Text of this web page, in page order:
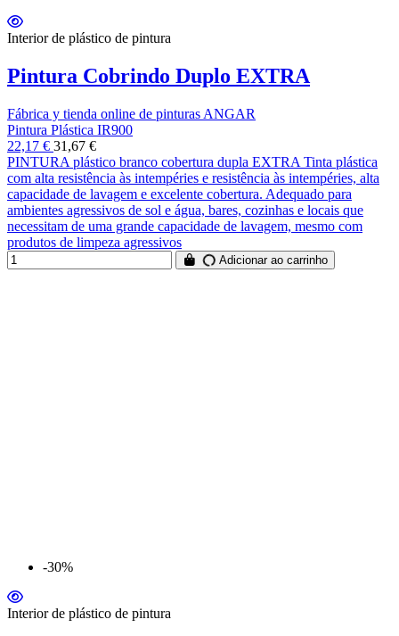
Interior de plástico de pintura
Pintura Cobrindo Duplo EXTRA
Fábrica y tienda online de pinturas ANGAR
Pintura Plástica IR900
22,17 € 31,67 €
PINTURA plástico branco cobertura dupla EXTRA Tinta plástica
com alta resistência às intempéries e resistência às intempéries, alta
capacidade de lavagem e excelente cobertura. Adequado para
ambientes agressivos de sol e água, bares, cozinhas e locais que
necessitam de uma grande capacidade de lavagem, mesmo com
produtos de limpeza agressivos
Adicionar ao carrinho
-30%
Interior de plástico de pintura